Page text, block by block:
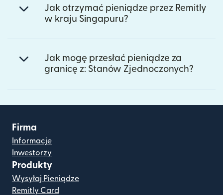
Jak otrzymać pieniądze przez Remitly
w kraju Singapuru?
Jak mogę przesłać pieniądze za
granicę z: Stanów Zjednoczonych?
Firma
Informacje
Inwestorzy
Produkty
Wysyłaj Pieniądze
Remitly Card